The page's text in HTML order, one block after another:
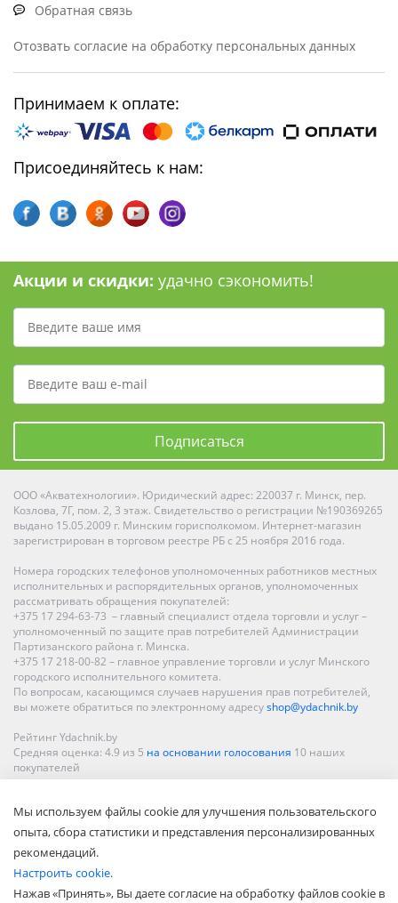
Обратная связь
Отозвать согласие на обработку персональных данных
Принимаем к оплате:
Присоединяйтесь к нам:
Акции и скидки: удачно сэкономить!
Подписаться
ООО «Акватехнологии». Юридический адрес: 220037 г. Минск, пер.
Козлова, 7Г, пом. 2, 3 этаж. Свидетельство о регистрации №190369265
выдано 15.05.2009 г. Минским горисполкомом. Интернет-магазин
зарегистрирован в торговом реестре РБ с 25 ноября 2016 года.
Номера городских телефонов уполномоченных работников местных
исполнительных и распорядительных органов, уполномоченных
рассматривать обращения покупателей:
+375 17 294-63-73 – главный специалист отдела торговли и услуг –
уполномоченный по защите прав потребителей Администрации
Партизанского района г. Минска.
+375 17 218-00-82 – главное управление торговли и услуг Минского
городского исполнительного комитета.
По вопросам, касающимся случаев нарушения прав потребителей,
вы можете обратиться по электронному адресуshop@ydachnik.by
Рейтинг Ydachnik.by
Средняя оценка: 4.9 из 5 на основании голосования 10 наших
покупателей
Гродно, Могилеве, Бобруйске, Барановичах, Молодечно,
Новополоцке, Пинске, Солигорске. При заказе в интернет-магазине
доставка осуществляется по всей Беларуси.
Мы используем файлы cookie для улучшения пользовательского
опыта, сбора статистики и представления персонализированных
рекомендаций.
Настроить cookie.
Нажав «Принять», Вы даете согласие на обработку файлов cookie в